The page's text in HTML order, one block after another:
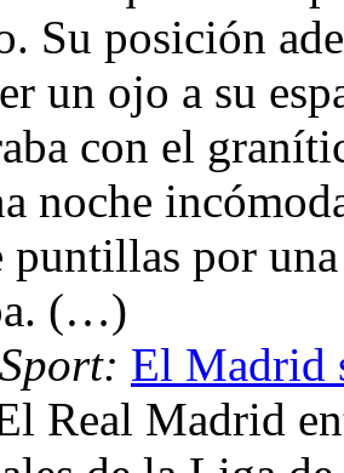
Su posición
un ojo a su
con el
noche
puntillas por
(…)
El Madrid
Real Madrid